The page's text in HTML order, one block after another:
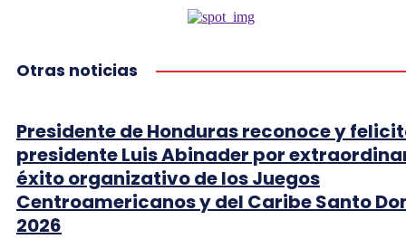
Otras noticias
Presidente de Honduras reconoce y
presidente Luis Abinader por
éxito organizativo de los Juegos
Centroamericanos y del Caribe Santo
2026